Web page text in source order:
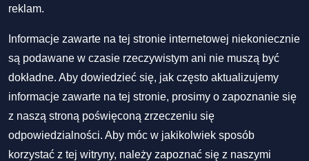
reklam.
Informacje zawarte na tej stronie internetowej niekoniecznie
są podawane w czasie rzeczywistym ani nie muszą być
dokładne. Aby dowiedzieć się, jak często aktualizujemy
informacje zawarte na tej stronie, prosimy o zapoznanie się
z naszą stroną poświęconą zrzeczeniu się
odpowiedzialności. Aby móc w jakikolwiek sposób
korzystać z tej witryny, należy zapoznać się z naszymi